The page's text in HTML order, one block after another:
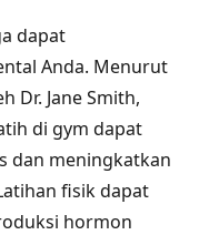
dapat
Anda. Menurut
Dr. Jane Smith,
di gym dapat
dan meningkatkan
fisik dapat
hormon